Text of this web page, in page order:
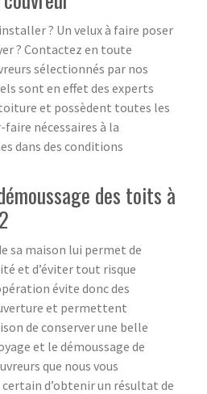
? Un velux à faire poser
? Contactez en toute
sélectionnés par nos
sont en effet des experts
et possèdent toutes les
nécessaires à la
dans des conditions
des toits à
sa maison lui permet de
et d’éviter tout risque
évite donc des
et permettent
de conserver une belle
et le démoussage de
que nous vous
d’obtenir un résultat de